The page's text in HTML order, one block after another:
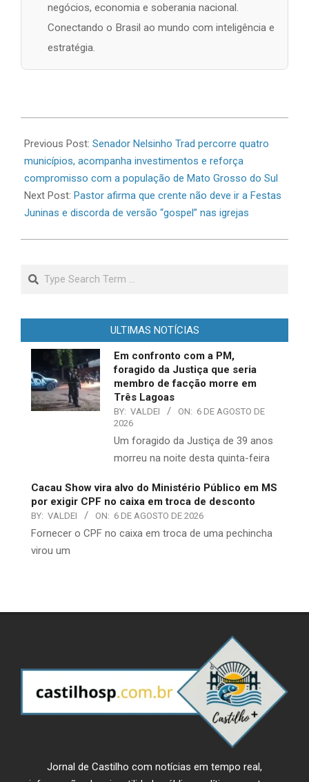
negócios, economia e soberania nacional.
Conectando o Brasil ao mundo com inteligência e
estratégia.
06-
28
Previous Post: Senador Nelsinho Trad percorre quatro
municípios, acompanha investimentos e reforça
compromisso com a população de Mato Grosso do Sul
Next Post: ​​Pastor afirma que crente não deve ir a Festas
Juninas e discorda de versão “gospel” nas igrejas
Search
ULTIMAS NOTÍCIAS
Em confronto com a PM,
foragido da Justiça que seria
membro de facção morre em
Três Lagoas
BY: VALDEI ON: 6 DE AGOSTO DE
2026
​Um foragido da Justiça de 39 anos
morreu na noite desta quinta-feira
Cacau Show vira alvo do Ministério Público em MS
por exigir CPF no caixa em troca de desconto
BY: VALDEI ON: 6 DE AGOSTO DE 2026
​Fornecer o CPF no caixa em troca de uma pechincha
virou um
Jornal de Castilho com notícias em tempo real,